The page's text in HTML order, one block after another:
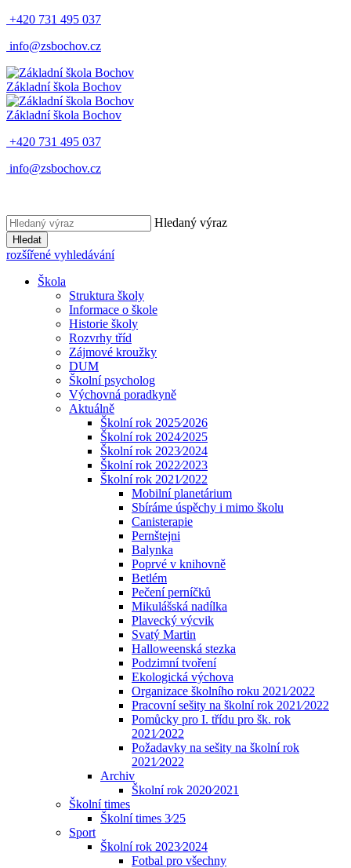
+420 731 495 037
info@zsbochov.cz
Základní škola Bochov
Základní škola Bochov
+420 731 495 037
info@zsbochov.cz
Hledaný výraz
Hledat
rozšířené vyhledávání
Škola
Struktura školy
Informace o škole
Historie školy
Rozvrhy tříd
Zájmové kroužky
DUM
Školní psycholog
Výchovná poradkyně
Aktuálně
Školní rok 2025⁄2026
Školní rok 2024⁄2025
Školní rok 2023⁄2024
Školní rok 2022⁄2023
Školní rok 2021⁄2022
Mobilní planetárium
Sbíráme úspěchy i mimo školu
Canisterapie
Pernštejni
Balynka
Poprvé v knihovně
Betlém
Pečení perníčků
Mikulášská nadílka
Plavecký výcvik
Svatý Martin
Halloweenská stezka
Podzimní tvoření
Ekologická výchova
Organizace školního roku 2021⁄2022
Pracovní sešity na školní rok 2021⁄2022
Pomůcky pro I. třídu pro šk. rok
2021⁄2022
Požadavky na sešity na školní rok
2021⁄2022
Archiv
Školní rok 2020⁄2021
Školní times
Školní times 3⁄25
Sport
Školní rok 2023⁄2024
Fotbal pro všechny